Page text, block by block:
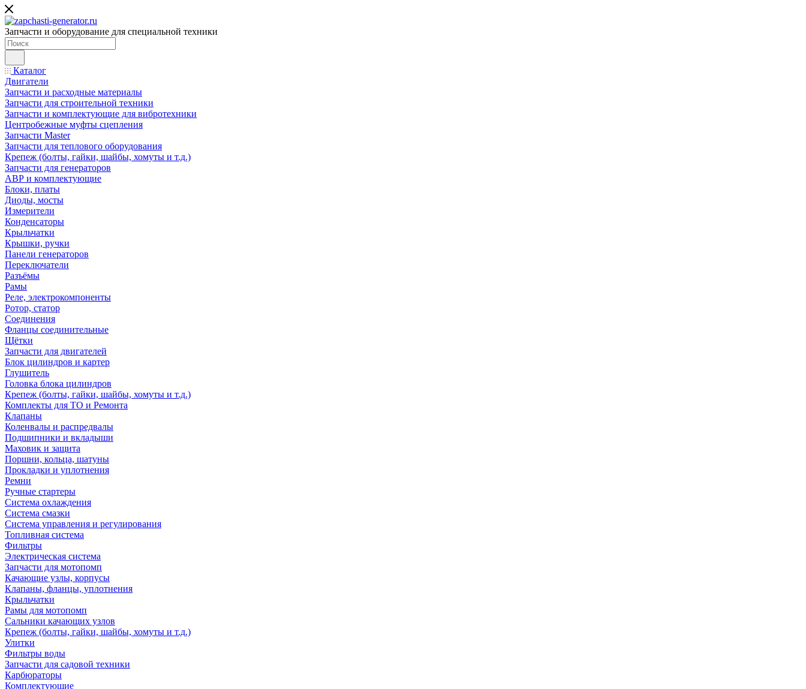
Запчасти и оборудование для специальной техники
Каталог
Двигатели
Запчасти и расходные материалы
Запчасти для строительной техники
Запчасти и комплектующие для вибротехники
Центробежные муфты сцепления
Запчасти Master
Запчасти для теплового оборудования
Крепеж (болты, гайки, шайбы, хомуты и т.д.)
Запчасти для генераторов
АВР и комплектующие
Блоки, платы
Диоды, мосты
Измерители
Конденсаторы
Крыльчатки
Крышки, ручки
Панели генераторов
Переключатели
Разъёмы
Рамы
Реле, электрокомпоненты
Ротор, статор
Соединения
Фланцы соединительные
Щётки
Запчасти для двигателей
Блок цилиндров и картер
Глушитель
Головка блока цилиндров
Крепеж (болты, гайки, шайбы, хомуты и т.д.)
Комплекты для ТО и Ремонта
Клапаны
Коленвалы и распредвалы
Подшипники и вкладыши
Маховик и защита
Поршни, кольца, шатуны
Прокладки и уплотнения
Ремни
Ручные стартеры
Система охлаждения
Система смазки
Система управления и регулирования
Топливная система
Фильтры
Электрическая система
Запчасти для мотопомп
Качающие узлы, корпусы
Клапаны, фланцы, уплотнения
Крыльчатки
Рамы для мотопомп
Сальники качающих узлов
Крепеж (болты, гайки, шайбы, хомуты и т.д.)
Улитки
Фильтры воды
Запчасти для садовой техники
Карбюраторы
Комплектующие